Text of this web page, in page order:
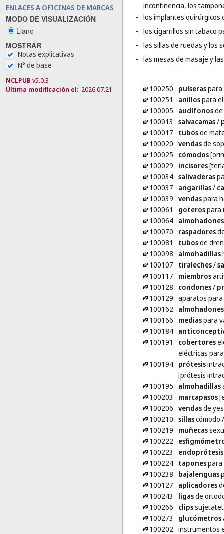
ENLACES A OFICINAS DE MARCAS
MODO DE VISUALIZACIÓN
Llano
MOSTRAR
Notas explicativas
N° de base
NCLPUB v5.0.3
Última modificación el: 2026.07.21
incontinencia, los
- los implantes quirúrgicos
- los cigarrillos sin tabaco
- las sillas de ruedas y los
- las mesas de masaje y
100250 pulseraspara
100251
anillospara
100005
audífonosde
100013
salvacamas/
100017
tubosde
100020 vendasde
100025
cómodos
100029
incisores
100034 salivaderas
100037
angarillas/
100039 vendaspara
100061
goterospara
100064 almohadones
100070
raspadores
100081
tubosde
100098
almohadillas
100107
tiraleches/
100117
miembros
100128
condones/
100129 aparatos para
100162
almohadones
100166
mediaspara
100184
100191
cobertores
eléctricas
100194 prótesis
[prótesis
100195
almohadillas
100203
marcapasos
100206 vendasde
100210 sillascómodo
100219
muñecas
100222
100223
endoprótesis
100224 taponespara
100238
bajalenguas
100127
aplicadores
100243
ligasde
100266
clips
100273
glucómetros
100202 instrumentos